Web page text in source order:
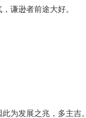
谦逊者前途大好。
为发展之兆，多主吉。